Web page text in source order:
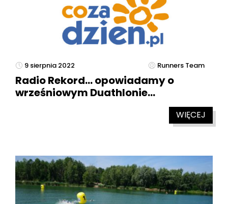
9 sierpnia 2022 Runners Team
Radio Rekord… opowiadamy o
wrześniowym Duathlonie…
WIĘCEJ